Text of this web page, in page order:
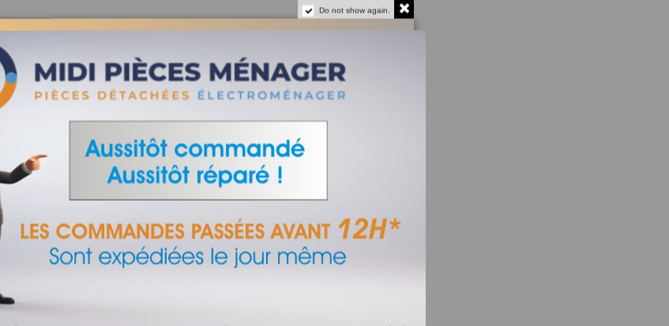
Do not show again.